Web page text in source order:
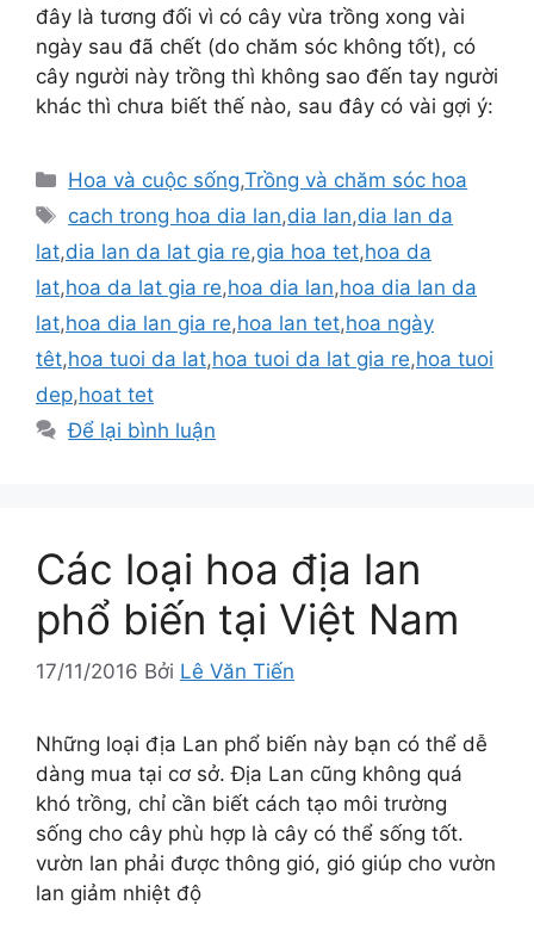
đây là tương đối vì có cây vừa trồng xong vài
ngày sau đã chết (do chăm sóc không tốt), có
cây người này trồng thì không sao đến tay người
khác thì chưa biết thế nào, sau đây có vài gợi ý:
Danh
mục
Hoa và cuộc sống,Trồng và chăm sóc hoa
Thẻ
cach trong hoa dia lan,dia lan,dia lan da
lat,dia lan da lat gia re,gia hoa tet,hoa da
lat,hoa da lat gia re,hoa dia lan,hoa dia lan da
lat,hoa dia lan gia re,hoa lan tet,hoa ngày
têt,hoa tuoi da lat,hoa tuoi da lat gia re,hoa tuoi
dep,hoat tet
Để lại bình luận
Các loại hoa địa lan
phổ biến tại Việt Nam
17/11/2016 Bởi Lê Văn Tiến
Những loại địa Lan phổ biến này bạn có thể dễ
dàng mua tại cơ sở. Địa Lan cũng không quá
khó trồng, chỉ cần biết cách tạo môi trường
sống cho cây phù hợp là cây có thể sống tốt.
vườn lan phải được thông gió, gió giúp cho vườn
lan giảm nhiệt độ